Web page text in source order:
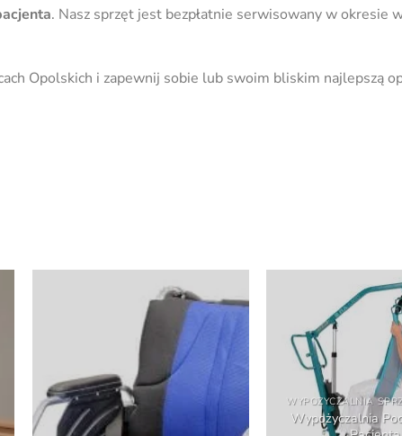
. Nasz sprzęt jest bezpłatnie serwisowany w okresie
Opolskich i zapewnij sobie lub swoim bliskim najlepszą
Wypożyczalnia